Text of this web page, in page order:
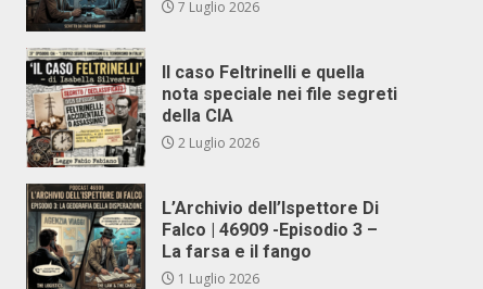
7 Luglio 2026
Il caso Feltrinelli e quella
nota speciale nei file segreti
della CIA
2 Luglio 2026
L’Archivio dell’Ispettore Di
Falco | 46909 -Episodio 3 –
La farsa e il fango
1 Luglio 2026